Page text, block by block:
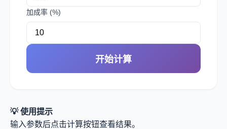
加成率 (%)
开始计算
💡 使用提示
输入参数后点击计算按钮查看结果。